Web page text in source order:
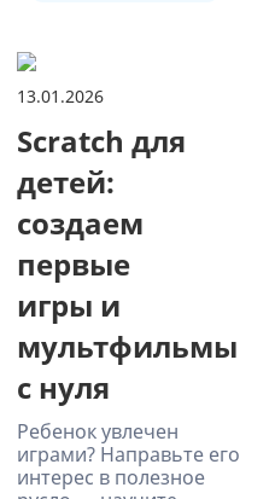
13.01.2026
Scratch для
детей:
создаем
первые
игры и
мультфильмы
с нуля
Ребенок увлечен
играми? Направьте его
интерес в полезное